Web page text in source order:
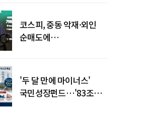
코스피, 중동 악재·외인
순매도에
'두 달 만에 마이너스'
국민성장펀드…'83조